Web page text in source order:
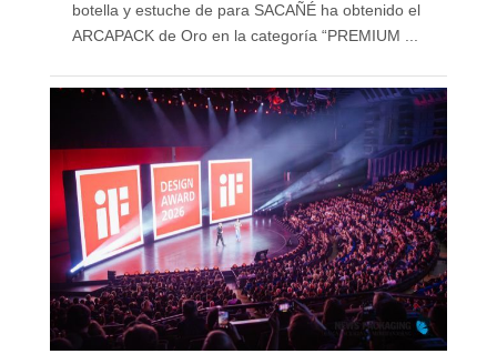
botella y estuche de para SACAÑÉ ha obtenido el
ARCAPACK de Oro en la categoría “PREMIUM ...